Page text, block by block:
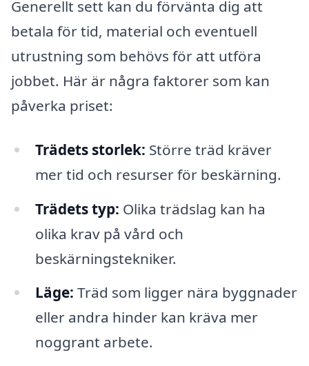
Generellt sett kan du förvänta dig att
betala för tid, material och eventuell
utrustning som behövs för att utföra
jobbet. Här är några faktorer som kan
påverka priset:
Trädets storlek: Större träd kräver
mer tid och resurser för beskärning.
Trädets typ: Olika trädslag kan ha
olika krav på vård och
beskärningstekniker.
Läge: Träd som ligger nära byggnader
eller andra hinder kan kräva mer
noggrant arbete.